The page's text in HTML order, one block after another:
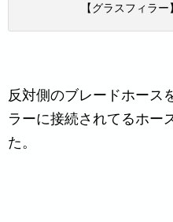
【グラスフィラー】
反対側のブレードホース
ラーに接続されてるホー
た。